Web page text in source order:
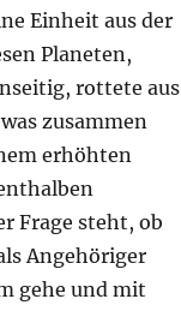
Einheit aus der
Planeten,
rottete aus
zusammen
erhöhten
Frage steht, ob
Angehöriger
gehe und mit